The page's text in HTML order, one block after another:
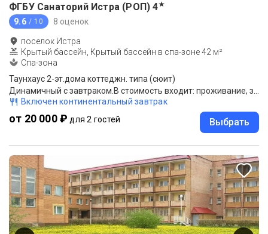
ФГБУ Санаторий Истра (РОП) 4★
9.6 / 10 8 оценок
поселок Истра
Крытый бассейн, Крытый бассейн в спа-зоне 42 м²
Спа-зона
Таунхаус 2-эт.дома коттеджн. типа (сюит)
Включен континентальный завтрак
от 20 000 ₽ для 2 гостей Выбрать